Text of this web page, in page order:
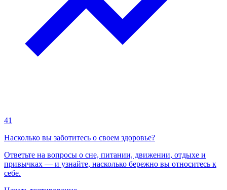
41
Насколько вы заботитесь о своем здоровье?
Ответьте на вопросы о сне, питании, движении, отдыхе и
привычках — и узнайте, насколько бережно вы относитесь к
себе.